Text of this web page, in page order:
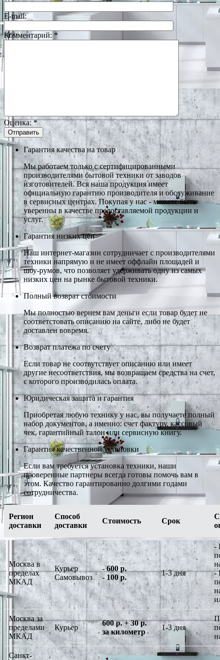
E-mail:
Комментарий: *
Оценка:*
Гарантия качества на товар
Мы работаем только с сертифицированными
производителями бытовой техники от заводов
изготовителей. Вся наша продукция имеет
официальную гарантию производителя и обслуживание
в сервисных центрах. Покупая у нас - можете быть
уверенны в качестве предоставляемой продукции и
услуг.
Гарантия низких цен
Наш интернет-магазин сотрудничает с производителями
техники напрямую и не имеет оффлайн площадей и
шоу-румов, что позволяет удерживать одну из самых
низких цен на рынке бытовой техники.
Полный возврат стоимости
Мы полностью вернем вам деньги если товар будет не
соответстовать описанию на сайте, либо не будет
доставлен вовремя.
Возврат платежа по счету
Если товар не соотвутствует описанию или имеет
другие несоответствия, мы возвращаем средства на счет,
с которого производилась оплата.
Юридическая защита и гарантия
Приобретая любую технику у нас, вы получаете полный
набор документов, а именно: счет фактуру, кассовый
чек, гарантийный талон или сервисную книгу.
Гарантия качественной установки
Если вам требуется установка техники, наши
проверенные партнеры всегда готовы помочь вам в
этом. Качество гарантированно долгими годами
сотрудничества.
Регион
доставки
Способ
доставки
Стоимость Срок
Москва в
пределах
МКАД
Курьер
Самовывоз
-600 р.
-100 р.
1-3 дня
-
-
Москва за
пределами
МКАД
Курьер
600 р. + 30 р.
за километр
1-3 дня
Санкт-